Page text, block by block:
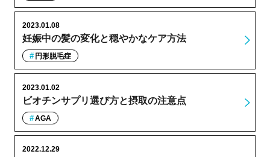
妊娠中の髪の変化と穏やかなケア方法
2023.01.08
円形脱毛症
ビオチンサプリ選び方と摂取の注意点
2023.01.02
AGA
2022.12.29